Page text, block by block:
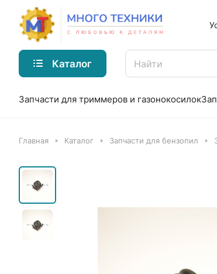
Каталог
Запчасти для триммеров и газонокосилок
Главная Каталог Запчасти для бензопил